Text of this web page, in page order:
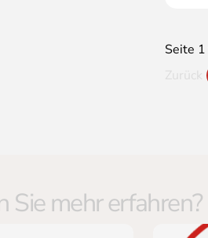
Seite
Sie mehr erfahren?